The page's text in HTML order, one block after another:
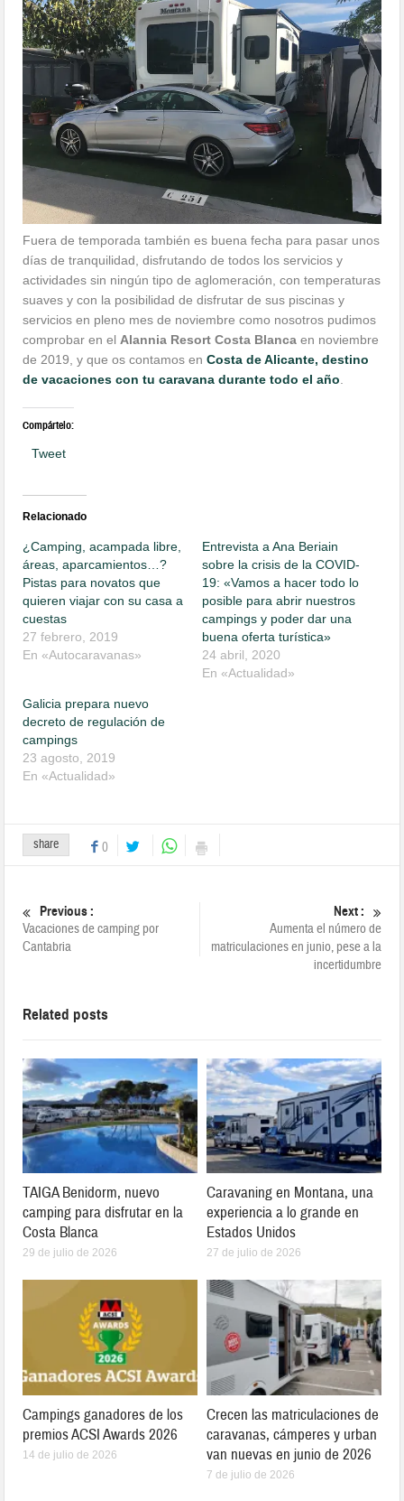
Fuera de temporada también es buena fecha para pasar unos
días de tranquilidad, disfrutando de todos los servicios y
actividades sin ningún tipo de aglomeración, con temperaturas
suaves y con la posibilidad de disfrutar de sus piscinas y
servicios en pleno mes de noviembre como nosotros pudimos
comprobar en el Alannia Resort Costa Blanca en noviembre
de 2019, y que os contamos enCosta de Alicante, destino
de vacaciones con tu caravana durante todo el año
Compártelo:
Tweet
Relacionado
¿Camping, acampada libre,
áreas, aparcamientos…?
Pistas para novatos que
quieren viajar con su casa a
cuestas
27 febrero, 2019
En «Autocaravanas»
Entrevista a Ana Beriain
sobre la crisis de la COVID-
19: «Vamos a hacer todo lo
posible para abrir nuestros
campings y poder dar una
buena oferta turística»
24 abril, 2020
En «Actualidad»
Galicia prepara nuevo
decreto de regulación de
campings
23 agosto, 2019
En «Actualidad»
share 0
Previous :
Vacaciones de camping por
Cantabria
Next :
Aumenta el número de
matriculaciones en junio, pese a la
incertidumbre
Related posts
TAIGA Benidorm, nuevo
camping para disfrutar en la
Costa Blanca
29 de julio de 2026
Caravaning en Montana, una
experiencia a lo grande en
Estados Unidos
27 de julio de 2026
Campings ganadores de los
premios ACSI Awards 2026
14 de julio de 2026
Crecen las matriculaciones de
caravanas, cámperes y urban
van nuevas en junio de 2026
7 de julio de 2026